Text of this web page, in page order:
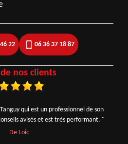
22 06 36 37 18 87
nos clients
qui est un professionnel de son
avisés et est très performant. "
De Loic